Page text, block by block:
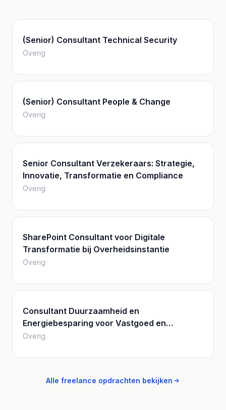
(Senior) Consultant Technical Security
Overig
(Senior) Consultant People & Change
Overig
Senior Consultant Verzekeraars: Strategie,
Innovatie, Transformatie en Compliance
Overig
SharePoint Consultant voor Digitale
Transformatie bij Overheidsinstantie
Overig
Consultant Duurzaamheid en
Energiebesparing voor Vastgoed en
Energiemanagement
Overig
Alle freelance opdrachten bekijken